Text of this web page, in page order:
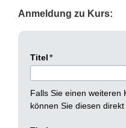
Anmeldung zu Kurs:
Titel*
Falls Sie einen weiteren
können Sie diesen